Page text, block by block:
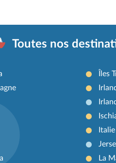
Toutes nos
Îles
Italie
La